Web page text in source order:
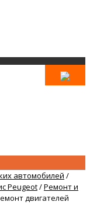
автомобилей /
Peugeot/Ремонт и
двигателей